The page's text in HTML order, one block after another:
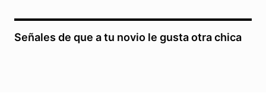
Señales de que a tu novio le gusta otra chica